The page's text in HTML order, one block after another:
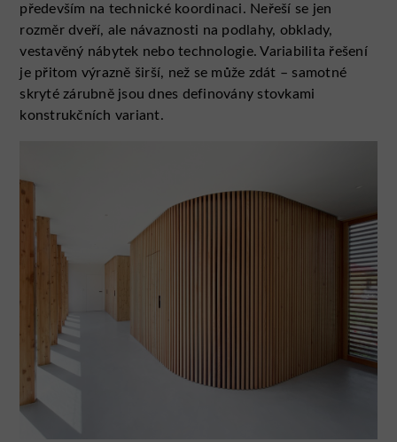
především na technické koordinaci. Neřeší se jen
rozměr dveří, ale návaznosti na podlahy, obklady,
vestavěný nábytek nebo technologie. Variabilita řešení
je přitom výrazně širší, než se může zdát – samotné
skryté zárubně jsou dnes definovány stovkami
konstrukčních variant.